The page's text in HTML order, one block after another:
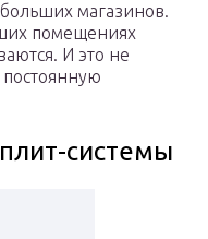
магазинов.
помещениях
И это не
системы